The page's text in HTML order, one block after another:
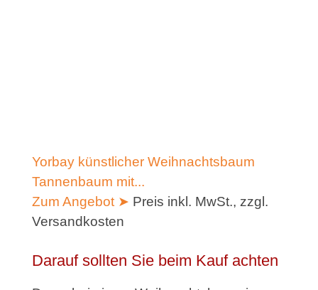
Yorbay künstlicher Weihnachtsbaum
Tannenbaum mit...
Zum Angebot ➤ Preis inkl. MwSt., zzgl.
Versandkosten
Darauf sollten Sie beim Kauf achten